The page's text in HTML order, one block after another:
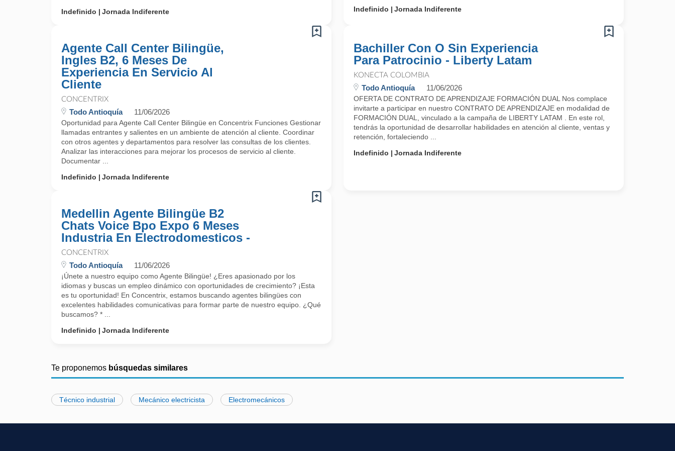
Indefinido
Jornada Indiferente
Indefinido
Jornada Indiferente
Agente Call Center Bilingüe,
Ingles B2, 6 Meses De
Experiencia En Servicio Al
Cliente
CONCENTRIX
Todo Antioquía 11/06/2026
Oportunidad para Agente Call Center Bilingüe en Concentrix Funciones Gestionar
llamadas entrantes y salientes en un ambiente de atención al cliente. Coordinar
con otros agentes y departamentos para resolver las consultas de los clientes.
Analizar las interacciones para mejorar los procesos de servicio al cliente.
Documentar ...
Indefinido
Jornada Indiferente
Bachiller Con O Sin Experiencia
Para Patrocinio - Liberty Latam
KONECTA COLOMBIA
Todo Antioquía 11/06/2026
OFERTA DE CONTRATO DE APRENDIZAJE FORMACIÓN DUAL Nos complace
invitarte a participar en nuestro CONTRATO DE APRENDIZAJE en modalidad de
FORMACIÓN DUAL, vinculado a la campaña de LIBERTY LATAM . En este rol,
tendrás la oportunidad de desarrollar habilidades en atención al cliente, ventas y
retención, fortaleciendo ...
Indefinido
Jornada Indiferente
Medellin Agente Bilingüe B2
Chats Voice Bpo Expo 6 Meses
Industria En Electrodomesticos -
CONCENTRIX
Todo Antioquía 11/06/2026
¡Únete a nuestro equipo como Agente Bilingüe! ¿Eres apasionado por los
idiomas y buscas un empleo dinámico con oportunidades de crecimiento? ¡Esta
es tu oportunidad! En Concentrix, estamos buscando agentes bilingües con
excelentes habilidades comunicativas para formar parte de nuestro equipo. ¿Qué
buscamos? * ...
Indefinido
Jornada Indiferente
Te proponemos búsquedas similares
Técnico industrial Mecánico electricista Electromecánicos